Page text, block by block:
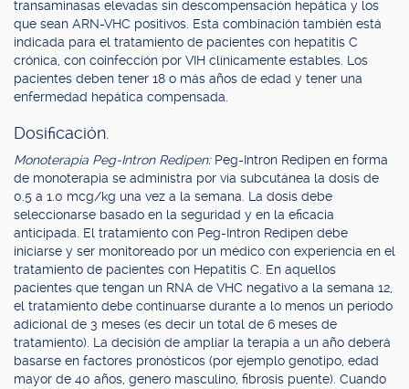
transaminasas elevadas sin descompensación hepática y los
que sean ARN-VHC positivos. Esta combinación también está
indicada para el tratamiento de pacientes con hepatitis C
crónica, con coinfección por VIH clínicamente estables. Los
pacientes deben tener 18 o más años de edad y tener una
enfermedad hepática compensada.
Dosificación.
Monoterapia Peg-Intron Redipen: Peg-Intron Redipen en forma
de monoterapia se administra por vía subcutánea la dosis de
0.5 a 1.0 mcg/kg una vez a la semana. La dosis debe
seleccionarse basado en la seguridad y en la eficacia
anticipada. El tratamiento con Peg-Intron Redipen debe
iniciarse y ser monitoreado por un médico con experiencia en el
tratamiento de pacientes con Hepatitis C. En aquellos
pacientes que tengan un RNA de VHC negativo a la semana 12,
el tratamiento debe continuarse durante a lo menos un período
adicional de 3 meses (es decir un total de 6 meses de
tratamiento). La decisión de ampliar la terapia a un año deberá
basarse en factores pronósticos (por ejemplo genotipo, edad
mayor de 40 años, genero masculino, fibrosis puente). Cuando